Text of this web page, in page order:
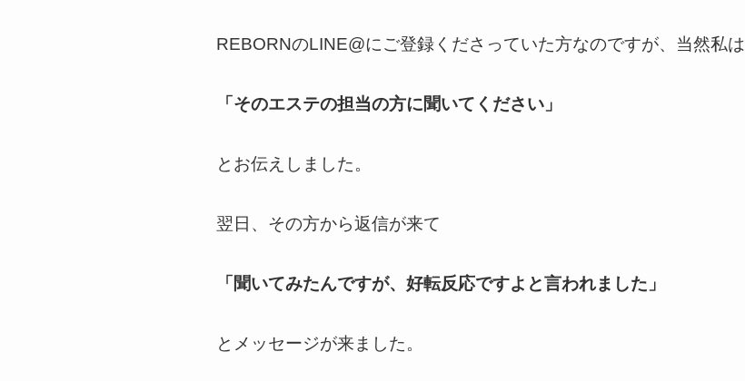
REBORNのLINE@にご登録くださっていた方なのですが、当然私は
「そのエステの担当の方に聞いてください」
とお伝えしました。
翌日、その方から返信が来て
「聞いてみたんですが、好転反応ですよと言われました」
とメッセージが来ました。